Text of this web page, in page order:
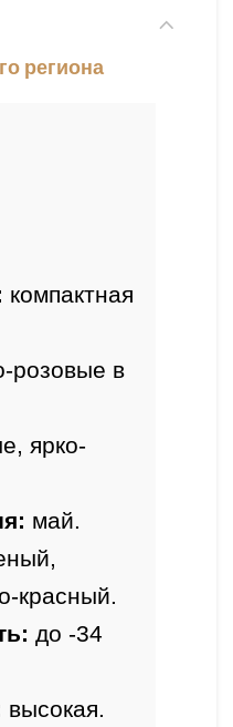
региона
компактная
розовые в
ярко-
май.
красный.
до -34
высокая.